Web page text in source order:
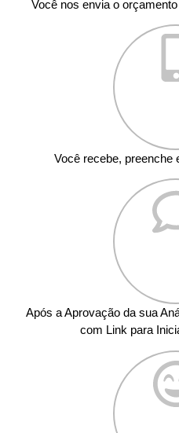
Você nos envia o
Você recebe, preenche
Após a Aprovação da sua
com Link para